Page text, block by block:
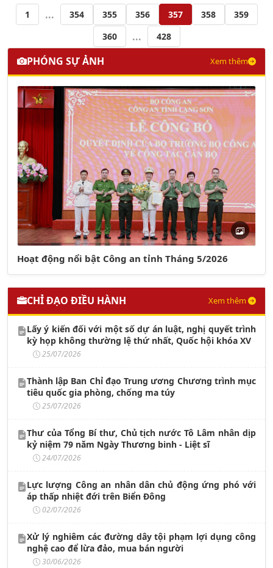
1 ... 354 355 356 357 358
359
360
... 428
PHÓNG SỰ ẢNH Xem thêm
Hoạt động nổi bật Công an tỉnh Tháng 5/2026
CHỈ ĐẠO ĐIỀU HÀNH Xem thêm
Lấy ý kiến đối với một số dự án luật, nghị quyết trình
kỳ họp không thường lệ thứ nhất, Quốc hội khóa XV
25/07/2026
Thành lập Ban Chỉ đạo Trung ương Chương trình mục
tiêu quốc gia phòng, chống ma túy
25/07/2026
Thư của Tổng Bí thư, Chủ tịch nước Tô Lâm nhân dịp
kỷ niệm 79 năm Ngày Thương binh - Liệt sĩ
24/07/2026
Lực lượng Công an nhân dân chủ động ứng phó với
áp thấp nhiệt đới trên Biển Đông
02/07/2026
Xử lý nghiêm các đường dây tội phạm lợi dụng công
nghệ cao để lừa đảo, mua bán người
30/06/2026